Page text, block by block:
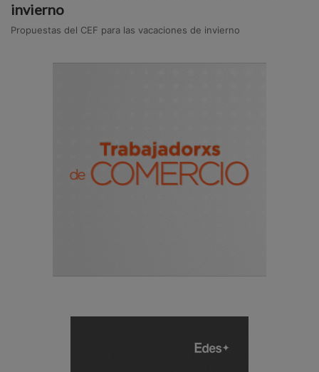
invierno
Propuestas del CEF para las vacaciones de invierno